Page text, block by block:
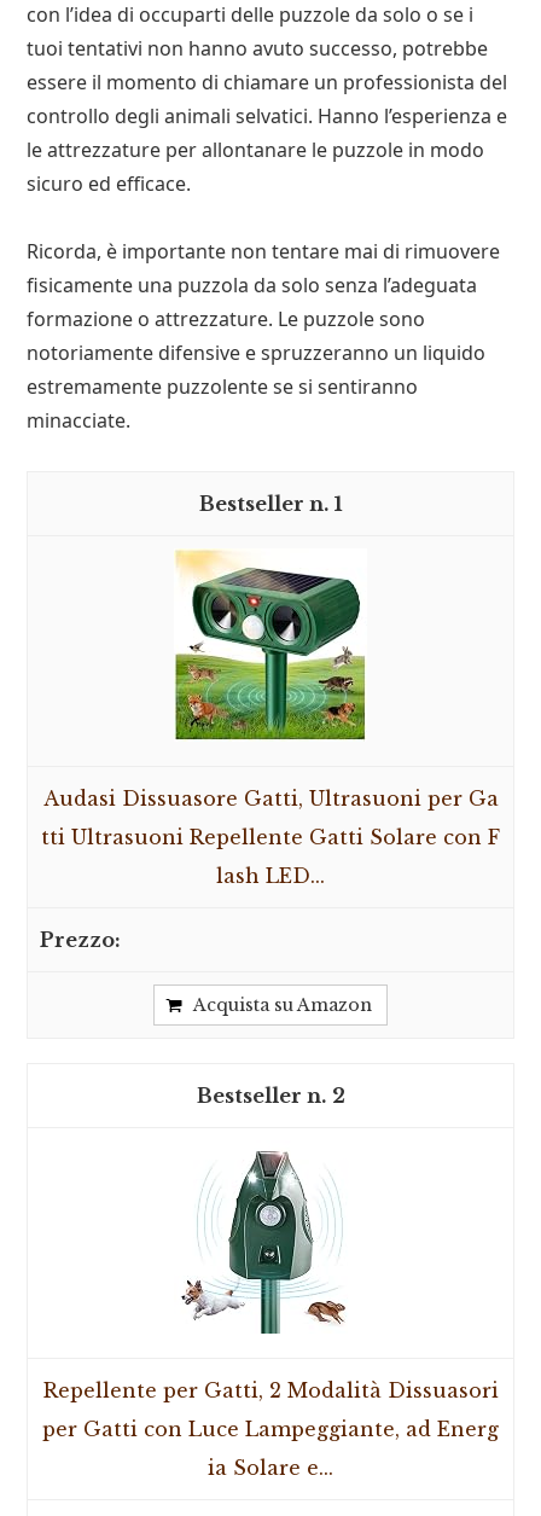
con l’idea di occuparti delle puzzole da solo o se i
tuoi tentativi non hanno avuto successo, potrebbe
essere il momento di chiamare un professionista del
controllo degli animali selvatici. Hanno l’esperienza e
le attrezzature per allontanare le puzzole in modo
sicuro ed efficace.
Ricorda, è importante non tentare mai di rimuovere
fisicamente una puzzola da solo senza l’adeguata
formazione o attrezzature. Le puzzole sono
notoriamente difensive e spruzzeranno un liquido
estremamente puzzolente se si sentiranno
minacciate.
1
Audasi Dissuasore Gatti, Ultrasuoni per Ga
tti Ultrasuoni Repellente Gatti Solare con F
lash LED...
Acquista su Amazon
2
Repellente per Gatti, 2 Modalità Dissuasori
per Gatti con Luce Lampeggiante, ad Energ
ia Solare e...